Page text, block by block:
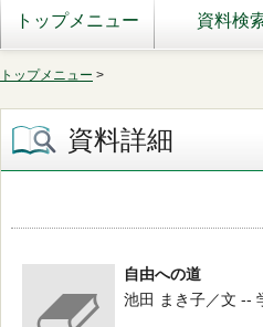
トップメニュー 資料検
トップメニュー >
資料詳細
自由への道
池田 まき子／文 --